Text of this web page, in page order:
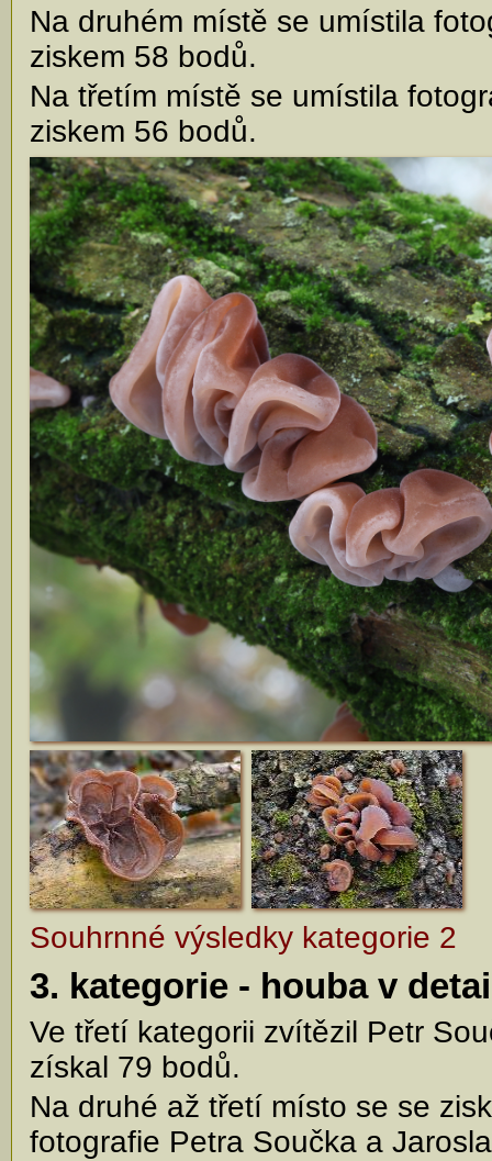
Na druhém místě se umístila
ziskem 58 bodů.
Na třetím místě se umístila
ziskem 56 bodů.
Souhrnné výsledky kategorie 2
3. kategorie - houba v
Ve třetí kategorii zvítězil Petr
získal 79 bodů.
Na druhé až třetí místo se se
fotografie Petra Součka a